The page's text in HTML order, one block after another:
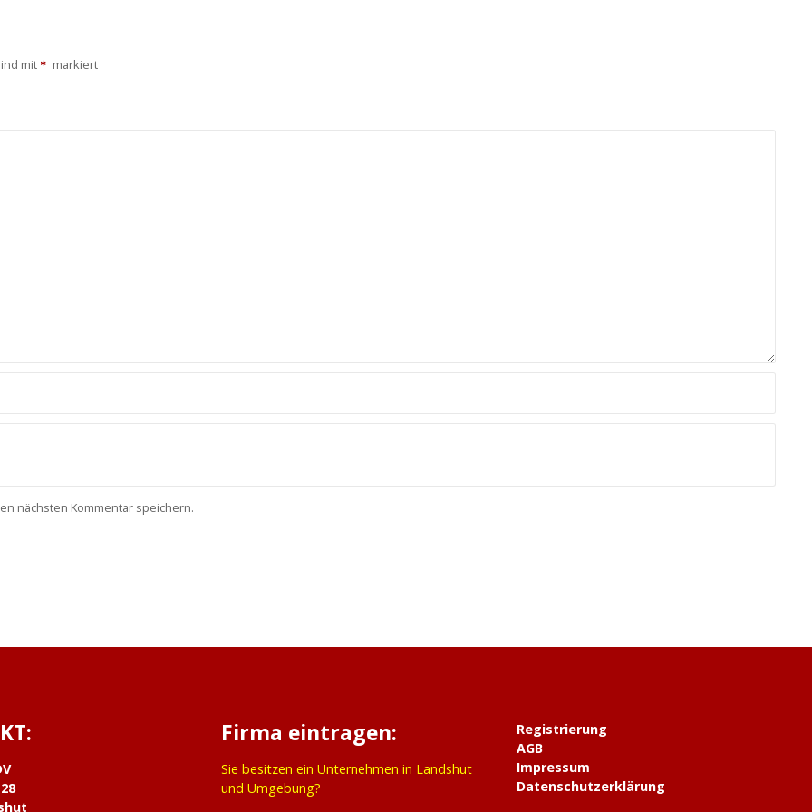
mit markiert
nächsten Kommentar speichern.
Firma eintragen:
Sie besitzen ein Unternehmen in Landshut
und Umgebung?
Registrierung
AGB
Impressum
Datenschutzerklärung